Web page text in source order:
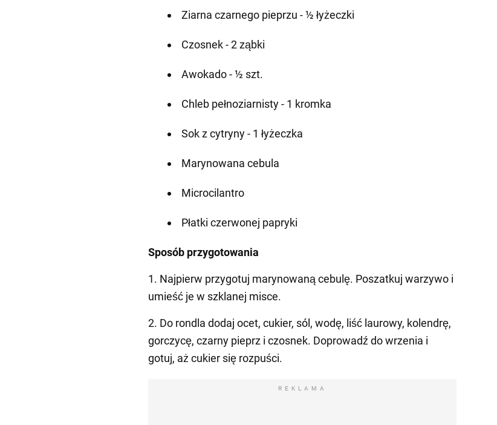
Ziarna czarnego pieprzu - ½ łyżeczki
Czosnek - 2 ząbki
Awokado - ½ szt.
Chleb pełnoziarnisty - 1 kromka
Sok z cytryny - 1 łyżeczka
Marynowana cebula
Microcilantro
Płatki czerwonej papryki
Sposób przygotowania
1. Najpierw przygotuj marynowaną cebulę. Poszatkuj warzywo i
umieść je w szklanej misce.
2. Do rondla dodaj ocet, cukier, sól, wodę, liść laurowy, kolendrę,
gorczycę, czarny pieprz i czosnek. Doprowadź do wrzenia i
gotuj, aż cukier się rozpuści.
REKLAMA